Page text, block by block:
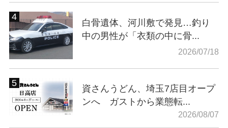
白骨遺体、河川敷で発見…釣り
中の男性が「衣類の中に骨...
2026/07/18
資さんうどん、埼玉7店目オープ
ンへ ガストから業態転...
2026/08/07